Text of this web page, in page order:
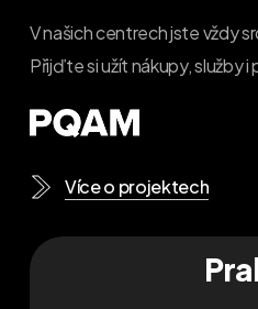
V našich centrech jste vždy
Přijďte si užít nákupy, služby
Více o projektech